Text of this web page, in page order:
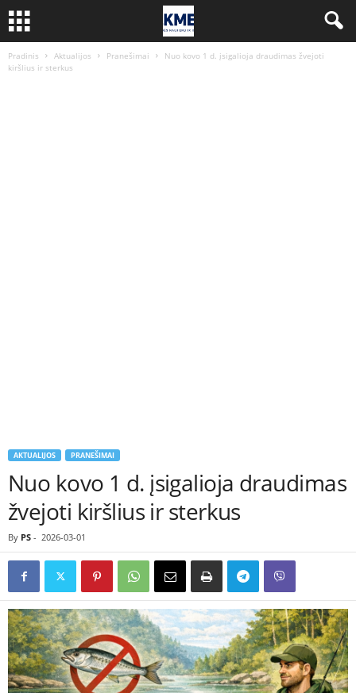
Pradinis Aktualijos Pranešimai
Nuo kovo 1 d. įsigalioja draudimas žvejoti
kiršlius ir sterkus
AKTUALIJOS PRANEŠIMAI
Nuo kovo 1 d. įsigalioja draudimas
žvejoti kiršlius ir sterkus
By PS - 2026-03-01